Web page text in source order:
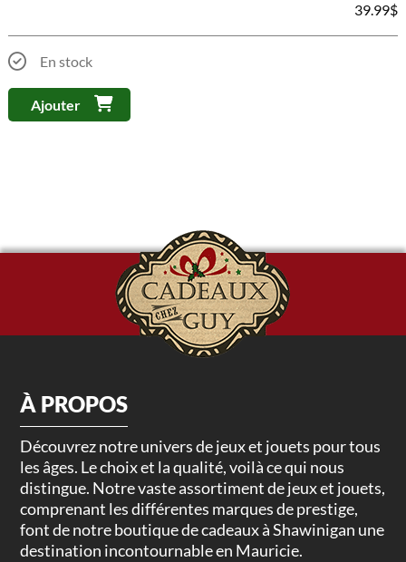
39.99$
En stock
Ajouter
À PROPOS
Découvrez notre univers de jeux et jouets pour tous
les âges. Le choix et la qualité, voilà ce qui nous
distingue. Notre vaste assortiment de jeux et jouets,
comprenant les différentes marques de prestige,
font de notre boutique de cadeaux à Shawinigan une
destination incontournable en Mauricie.